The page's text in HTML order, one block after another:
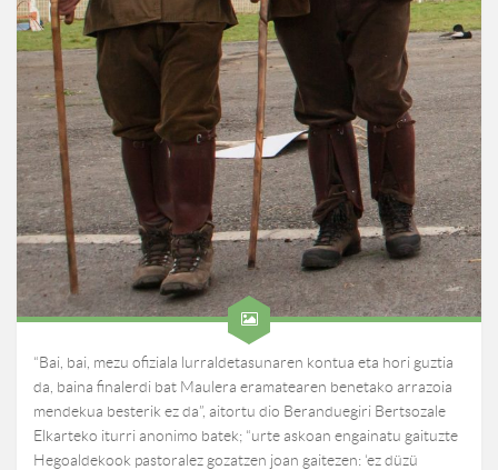
“Bai, bai, mezu ofiziala lurraldetasunaren kontua eta hori guztia
da, baina finalerdi bat Maulera eramatearen benetako arrazoia
mendekua besterik ez da”, aitortu dio Beranduegiri Bertsozale
Elkarteko iturri anonimo batek; “urte askoan engainatu gaituzte
Hegoaldekook pastoralez gozatzen joan gaitezen: ‘ez düzü